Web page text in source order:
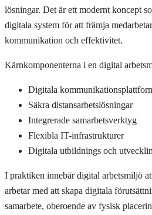
lösningar. Det är ett modernt koncept
digitala system för att främja
kommunikation och effektivitet.
Kärnkomponenterna i en digital
Digitala
Säkra distansarbetslösningar
Integrerade samarbetsverktyg
Flexibla IT-infrastrukturer
Digitala utbildnings och
I praktiken innebär digital arbetsmiljö
arbetar med att skapa digitala
samarbete, oberoende av fysisk